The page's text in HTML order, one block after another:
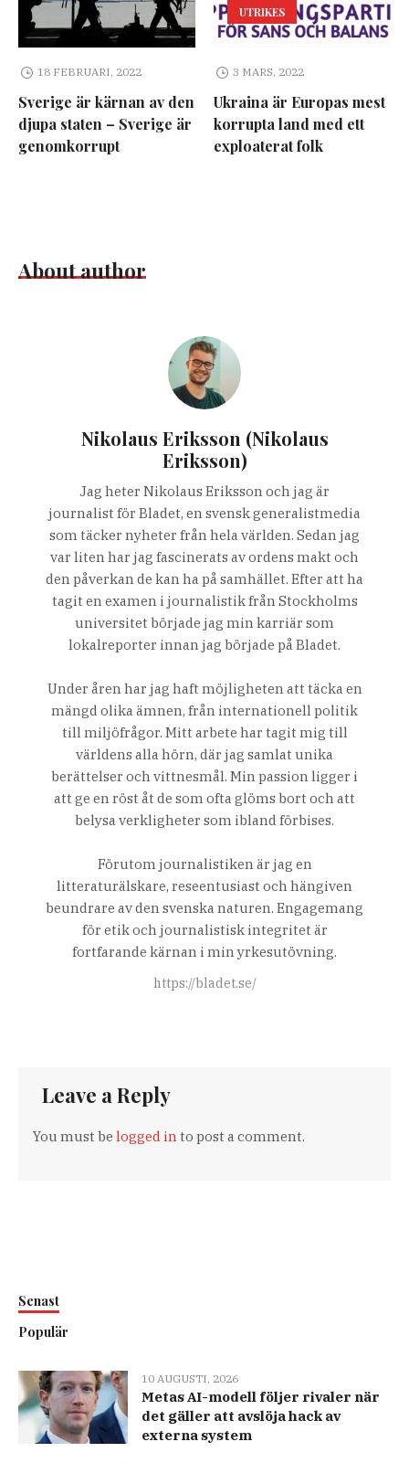
18 FEBRUARI, 2022
Sverige är kärnan av den
djupa staten – Sverige är
genomkorrupt
UTRIKES
3 MARS, 2022
Ukraina är Europas mest
korrupta land med ett
exploaterat folk
About author
Nikolaus Eriksson (Nikolaus
Eriksson)
Jag heter Nikolaus Eriksson och jag är
journalist för Bladet, en svensk generalistmedia
som täcker nyheter från hela världen. Sedan jag
var liten har jag fascinerats av ordens makt och
den påverkan de kan ha på samhället. Efter att ha
tagit en examen i journalistik från Stockholms
universitet började jag min karriär som
lokalreporter innan jag började på Bladet.
Under åren har jag haft möjligheten att täcka en
mängd olika ämnen, från internationell politik
till miljöfrågor. Mitt arbete har tagit mig till
världens alla hörn, där jag samlat unika
berättelser och vittnesmål. Min passion ligger i
att ge en röst åt de som ofta glöms bort och att
belysa verkligheter som ibland förbises.
Förutom journalistiken är jag en
litteraturälskare, reseentusiast och hängiven
beundrare av den svenska naturen. Engagemang
för etik och journalistisk integritet är
fortfarande kärnan i min yrkesutövning.
https://bladet.se/
Leave a Reply
You must belogged into post a comment.
Senast
Populär
10 AUGUSTI, 2026
Metas AI-modell följer rivaler när
det gäller att avslöja hack av
externa system